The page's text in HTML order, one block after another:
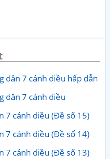
dân 7 cánh diều hấp dẫn
dân 7 cánh diều
7 cánh diều (Đề số 15)
7 cánh diều (Đề số 14)
7 cánh diều (Đề số 13)